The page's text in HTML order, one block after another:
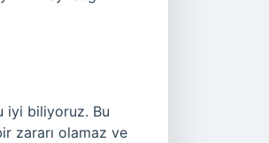
iyi biliyoruz. Bu
zararı olamaz ve